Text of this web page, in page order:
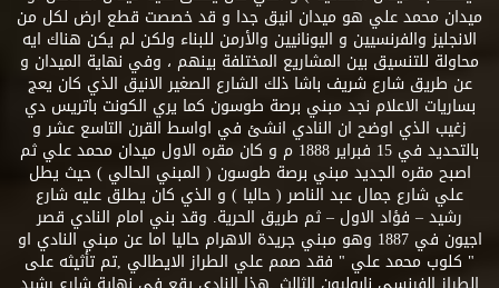
ميدان محمد علي هو ميدان انيق جدا و قد خصصت قطع ارض لكل من
الانجليز والفرنسيين و اليونانيين والأرمن للبناء ولكن لم يكن هناك ايه
محاولة للتنسيق بين المشاريع المختلفة بينهم ، وفي نهاية الميدان و
عن طريق شارع شريف باشا ذلك الشارع الصغير الانيق الذي كان يعج
بساريات الاعلام نجد مبني برصة طوسون كما يري الكونت باتريس دي
زغيب الذي اوضح ان النادي انشئ في اواسط القرن التاسع عشر و
بالتحديد في 15 فبراير 1888 م و كان مقره الاول ميدان محمد علي ثم
اصبح مقره الجديد مبني برصة طوسون ( المبني الحالي ) حيث يطل
علي شارع جمال عبد الناصر ( حاليا ) و الذي كان يطلق عليه شارع
رشيد – فؤاد الاول – ثم طريق الحرية. وقد بني امام النادي قصر
اجيون في 1887 وهو مبني جريدة الاهرام حاليا اما عن مبني النادي او
" كلوب محمد علي " فقد صمم علي الطراز الايطالي ,تم تأثيثه على